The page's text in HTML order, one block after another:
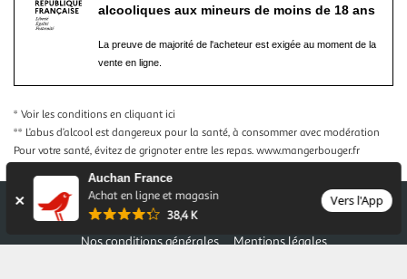
Auchan France
Achat en ligne et magasin
38,4 K
Vers l'App
alcooliques aux mineurs de moins de 18 ans
La preuve de majorité de l'acheteur est exigée au moment de la
vente en ligne.
* Voir les conditions en cliquant ici
** L’abus d’alcool est dangereux pour la santé, à consommer avec modération
Pour votre santé, évitez de grignoter entre les repas. www.mangerbouger.fr
Nos conditions générales
Mentions légales